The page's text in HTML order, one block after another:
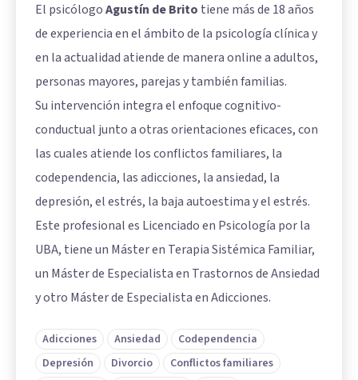
El psicólogoAgustín de Brito tiene más de 18 años
de experiencia en el ámbito de la psicología clínica y
en la actualidad atiende de manera online a adultos,
personas mayores, parejas y también familias.
Su intervención integra el enfoque cognitivo-
conductual junto a otras orientaciones eficaces, con
las cuales atiende los conflictos familiares, la
codependencia, las adicciones, la ansiedad, la
depresión, el estrés, la baja autoestima y el estrés.
Este profesional es Licenciado en Psicología por la
UBA, tiene un Máster en Terapia Sistémica Familiar,
un Máster de Especialista en Trastornos de Ansiedad
y otro Máster de Especialista en Adicciones.
Adicciones Ansiedad
Codependencia
Depresión
Divorcio
Conflictos familiares